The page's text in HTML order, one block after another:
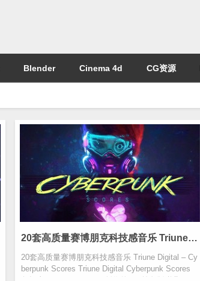
Blender Cinema 4d CG资源
20套高质量赛博朋克科技感音乐 Triune Digital – Cyberpunk Scores
20套高质量赛博朋克科技感音乐 Triune Digital – Cy
berpunk Scores Triune Digital Cyber​​punk Scores